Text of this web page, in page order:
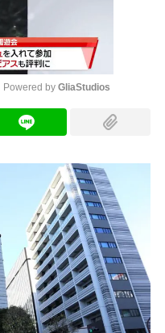
Powered by GliaStudios